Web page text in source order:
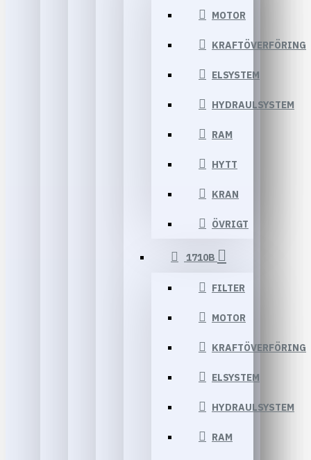
MOTOR
KRAFTÖVERFÖRING
ELSYSTEM
HYDRAULSYSTEM
RAM
HYTT
KRAN
ÖVRIGT
1710B
FILTER
MOTOR
KRAFTÖVERFÖRING
ELSYSTEM
HYDRAULSYSTEM
RAM